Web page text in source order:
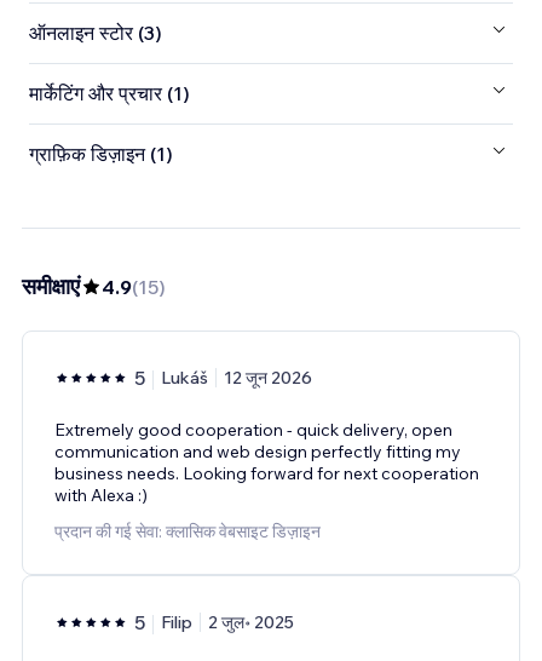
ऑनलाइन स्टोर (3)
मार्केटिंग और प्रचार (1)
ग्राफ़िक डिज़ाइन (1)
समीक्षाएं 4.9(15)
5 Lukáš 12 जून 2026
Extremely good cooperation - quick delivery, open
communication and web design perfectly fitting my
business needs. Looking forward for next cooperation
with Alexa :)
प्रदान की गई सेवा: क्लासिक वेबसाइट डिज़ाइन
5 Filip 2 जुल॰ 2025